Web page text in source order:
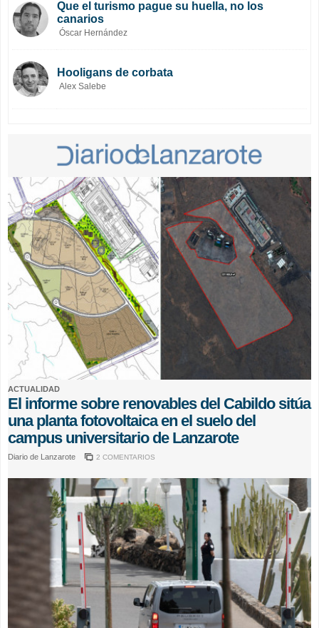
Que el turismo pague su huella, no los
canarios
Óscar Hernández
Hooligans de corbata
Alex Salebe
ACTUALIDAD
El informe sobre renovables del Cabildo sitúa
una planta fotovoltaica en el suelo del
campus universitario de Lanzarote
Diario de Lanzarote 2 COMENTARIOS